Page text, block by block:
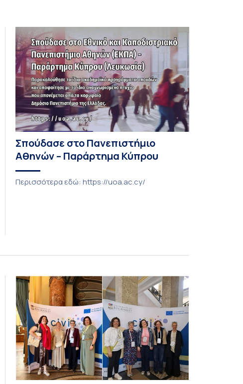
Σπούδασε στο Πανεπιστήμιο
Αθηνών – Παράρτημα Κύπρου
Περισσότερα εδώ: https://uoa.ac.cy/